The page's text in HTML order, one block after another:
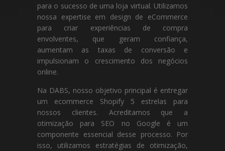
para o sucesso de uma loja virtual. Utilizamos
nossa expertise em design de eCommerce
para criar experiências de compra
envolventes, que geram confiança,
aumentam as taxas de conversão e
impulsionam o crescimento dos negócios
online.
Na DABS, nosso objetivo principal é entregar
um ecommerce Shopify 5 estrelas para
nossos clientes. Acreditamos que a
otimização para SEO no Google é um
componente essencial desse processo. Por
isso, utilizamos estratégias de otimização,